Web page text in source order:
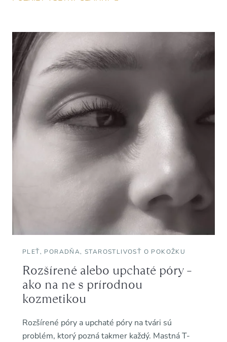
PLEŤ, PORADŇA,STAROSTLIVOSŤ O POKOŽKU
Rozšírené alebo upchaté póry –
ako na ne s prírodnou
kozmetikou
Rozšírené póry a upchaté póry na tvári sú
problém, ktorý pozná takmer každý. Mastná T-